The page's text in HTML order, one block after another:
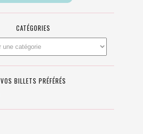
CATÉGORIES
VOS BILLETS PRÉFÉRÉS